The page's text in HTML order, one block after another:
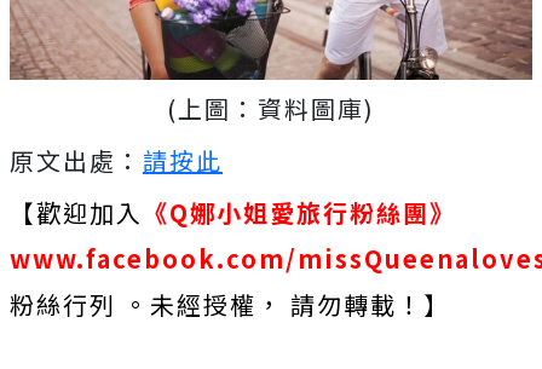
(上圖：資料圖庫)
原文出處： 請按此
【歡迎加入 《Q娜小姐愛旅行粉絲團》
www.facebook.com/
粉絲行列 。未經授權， 請勿轉載！】